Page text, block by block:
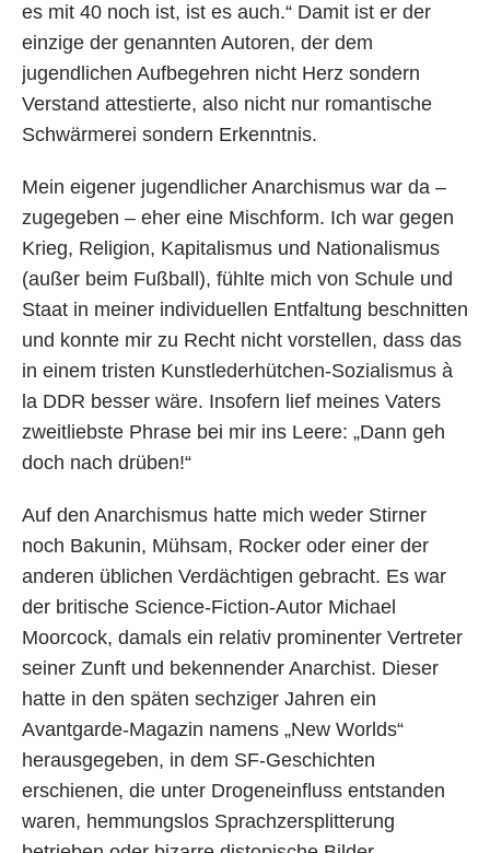
es mit 40 noch ist, ist es auch.“ Damit ist er der
einzige der genannten Autoren, der dem
jugendlichen Aufbegehren nicht Herz sondern
Verstand attestierte, also nicht nur romantische
Schwärmerei sondern Erkenntnis.
Mein eigener jugendlicher Anarchismus war da –
zugegeben – eher eine Mischform. Ich war gegen
Krieg, Religion, Kapitalismus und Nationalismus
(außer beim Fußball), fühlte mich von Schule und
Staat in meiner individuellen Entfaltung beschnitten
und konnte mir zu Recht nicht vorstellen, dass das
in einem tristen Kunstlederhütchen-Sozialismus à
la DDR besser wäre. Insofern lief meines Vaters
zweitliebste Phrase bei mir ins Leere: „Dann geh
doch nach drüben!“
Auf den Anarchismus hatte mich weder Stirner
noch Bakunin, Mühsam, Rocker oder einer der
anderen üblichen Verdächtigen gebracht. Es war
der britische Science-Fiction-Autor Michael
Moorcock, damals ein relativ prominenter Vertreter
seiner Zunft und bekennender Anarchist. Dieser
hatte in den späten sechziger Jahren ein
Avantgarde-Magazin namens „New Worlds“
herausgegeben, in dem SF-Geschichten
erschienen, die unter Drogeneinfluss entstanden
waren, hemmungslos Sprachzersplitterung